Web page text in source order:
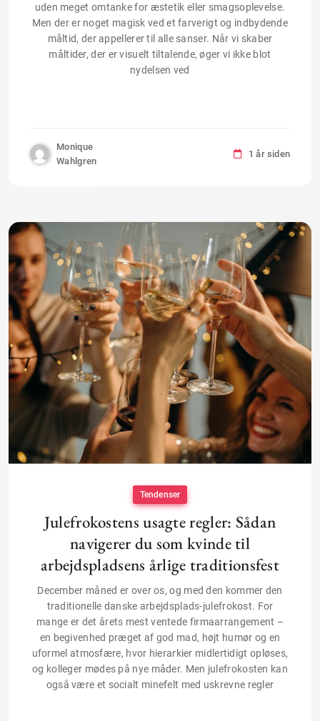
uden meget omtanke for æstetik eller smagsoplevelse.
Men der er noget magisk ved et farverigt og indbydende
måltid, der appellerer til alle sanser. Når vi skaber
måltider, der er visuelt tiltalende, øger vi ikke blot
nydelsen ved
Monique
Wahlgren
1 år siden
Tendenser
Julefrokostens usagte regler: Sådan
navigerer du som kvinde til
arbejdspladsens årlige traditionsfest
December måned er over os, og med den kommer den
traditionelle danske arbejdsplads-julefrokost. For
mange er det årets mest ventede firmaarrangement –
en begivenhed præget af god mad, højt humør og en
uformel atmosfære, hvor hierarkier midlertidigt opløses,
og kolleger mødes på nye måder. Men julefrokosten kan
også være et socialt minefelt med uskrevne regler